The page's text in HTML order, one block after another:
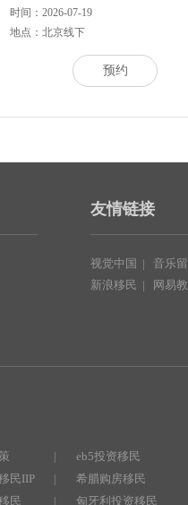
时间：2026-07-19
地点：北京线下
预约
友情链接
视觉中国 | 音乐
新浪移民 | 网易
|
eb5投资移民
民IIP
|
希腊购房移民
民
| 匈牙利投资移民